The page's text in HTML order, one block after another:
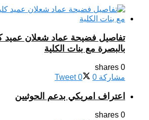
تفاصيل فضيحة عماد شعلان عميد
بالبصرة مع بنات الكلية
0 shares
مشاركة 0
Tweet 0
اعتراف امريكي بدعم الحوثيين
0 shares